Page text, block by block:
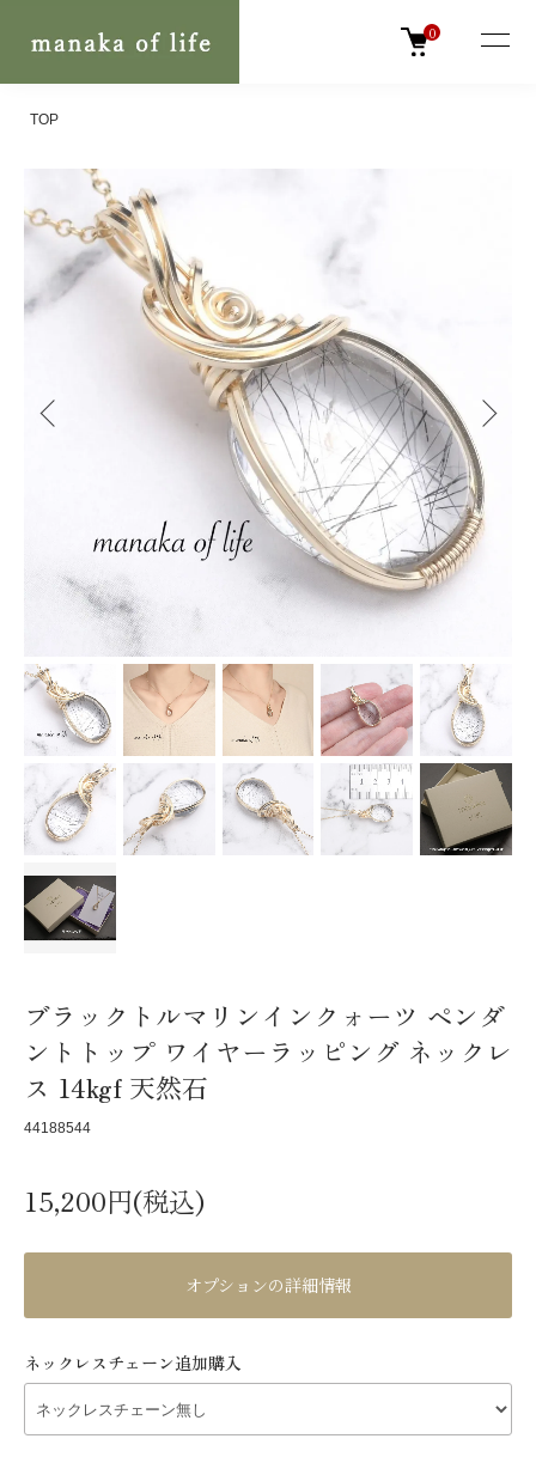
0
TOP
ブラックトルマリンインクォーツ ペンダ
ントトップ ワイヤーラッピング ネックレ
ス 14kgf 天然石
44188544
15,200円(税込)
オプションの詳細情報
ネックレスチェーン追加購入